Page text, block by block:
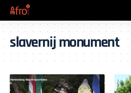
slavernij monument